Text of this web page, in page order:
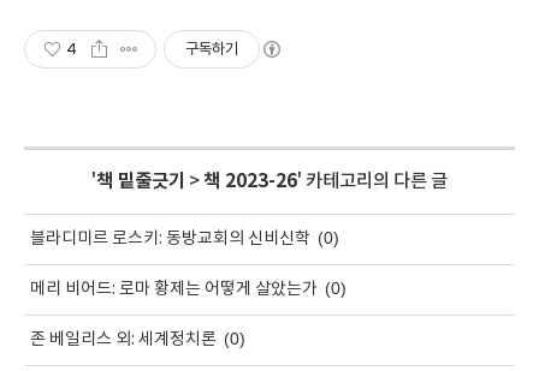
4 구독하기
'책 밑줄긋기 >책 2023-26' 카테고리의 다른 글
블라디미르 로스키: 동방교회의 신비신학 (0)
메리 비어드: 로마 황제는 어떻게 살았는가 (0)
존 베일리스 외: 세계정치론 (0)